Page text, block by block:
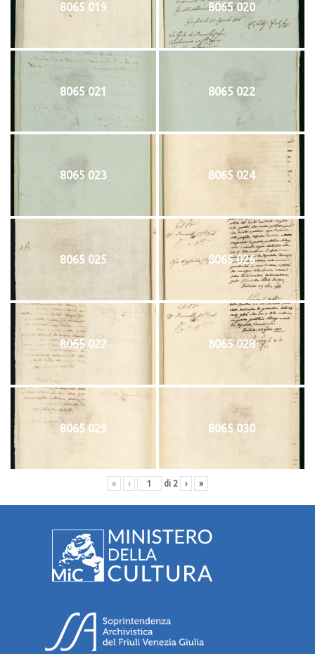
8065 019 8065 020
8065 021 8065 022
8065 023 8065 024
8065 025 8065 026
8065 027 8065 028
8065 029 8065 030
« ‹ di 2 › »